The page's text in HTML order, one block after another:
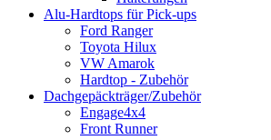
Alu-Hardtops für Pick-ups
Ford Ranger
Toyota Hilux
VW Amarok
Hardtop - Zubehör
Dachgepäckträger/Zubehör
Engage4x4
Front Runner